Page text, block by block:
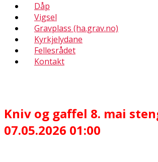
Dåp
Vigsel
Gravplass (ha.grav.no)
Kyrkjelydane
Fellesrådet
Kontakt
Kniv og gaffel 8. mai
07.05.2026 01:00